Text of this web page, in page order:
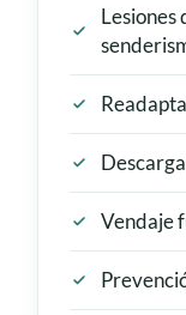
Lesiones
Vendaje